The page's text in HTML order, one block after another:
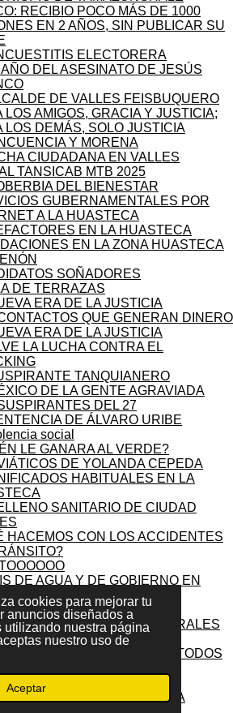
cookies para mejorar tu
anuncios diseñados a
utilizando nuestra página
nuestro uso de
Aceptar
RECIBIO POCO MÁS DE 1000
EN 2 AÑOS, SIN PUBLICAR SU
ELECTORERA
DEL ASESINATO DE JESÚS
DE VALLES FEISBUQUERO
LOS AMIGOS, GRACIA Y JUSTICIA;
LOS DEMÁS, SOLO JUSTICIA
Y MORENA
CIUDADANA EN VALLES
TANSICAB MTB 2025
DEL BIENESTAR
GUBERNAMENTALES POR
A LA HUASTECA
EN LA HUASTECA
EN LA ZONA HUASTECA
SOÑADORES
DE TERRAZAS
ERA DE LA JUSTICIA
QUE GENERAN DINERO
ERA DE LA JUSTICIA
LA LUCHA CONTRA EL
TANQUIANERO
DE LA GENTE AGRAVIADA
DEL 27
DE ÁLVARO URIBE
social
LE GANARA AL VERDE?
DE YOLANDA CEPEDA
HABITUALES EN LA
SANITARIO DE CIUDAD
HACEMOS CON LOS ACCIDENTES
DE AGUA Y DE GOBIERNO EN
TORITO, TORITO
Y DAÑOS COLATERALES
VERDE?
DE MORENA DE TODOS
BUROCRÁTICA
SANTA EN LA HUASTECA